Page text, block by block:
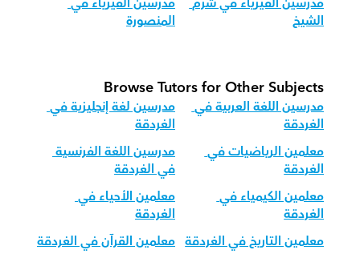
الشيخ المنصورة
Browse Tutors for Other Subjects
مدرسين اللغة العربية في
الغردقة
مدرسين لغة إنجليزية في
الغردقة
معلمين الرياضيات في
الغردقة
مدرسين اللغة الفرنسية
في الغردقة
معلمين الكيمياء في
الغردقة
معلمين الأحياء في
الغردقة
معلمين التاريخ في الغردقة معلمين القرآن في الغردقة